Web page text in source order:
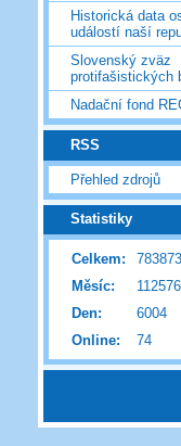
Historická data
událostí naší
Slovenský zväz
protifašistických
Nadační fond
RSS
Přehled zdrojů
Statistiky
Online: 74
Celkem:
Měsíc:
112576
Den:
6004